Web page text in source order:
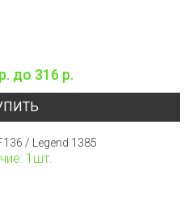
до 316 р.
/ Legend 1385
1шт.